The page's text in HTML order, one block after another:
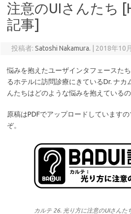
注意のUIさんたち
記事]
投稿者: Satoshi Nakamura. 2018年10
悩みを抱えたユーザインタフェースた
るホテルに訪問診療にきているDr. ナカ
んたちはどのような悩みを抱えている
原稿はPDFでアップロードしています
ぞ。
カルテ 26. 光り方に注意のUIさんた